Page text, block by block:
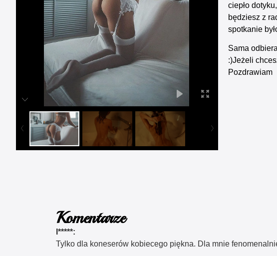
ciepło
będziesz z
spotkanie
Sama
:)Jeżeli
Pozdrawiam
Komentarze
I*****:
Tylko dla koneserów kobiecego piękna. Dla mnie